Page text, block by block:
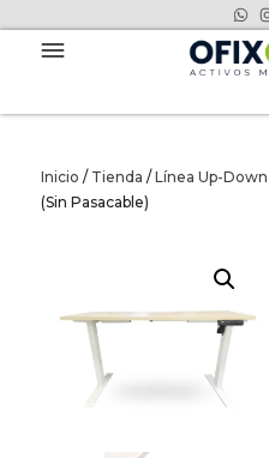
Inicio / Tienda / Línea Up-Down
(Sin Pasacable)